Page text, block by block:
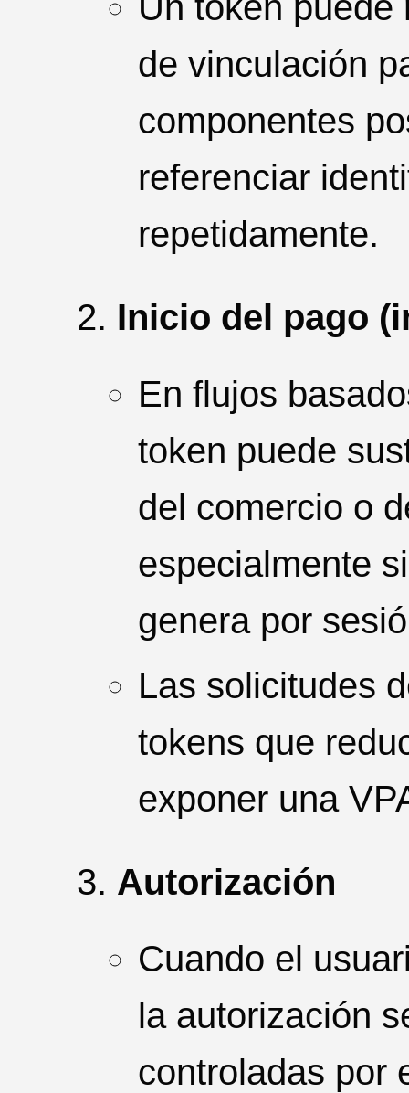
de vinculación
componentes
referenciar
repetidamente.
Inicio del pago
En flujos
token puede
del comercio o
especialmente
genera por
Las solicitudes
tokens que
exponer una
Autorización
Cuando el
la autorización
controladas por